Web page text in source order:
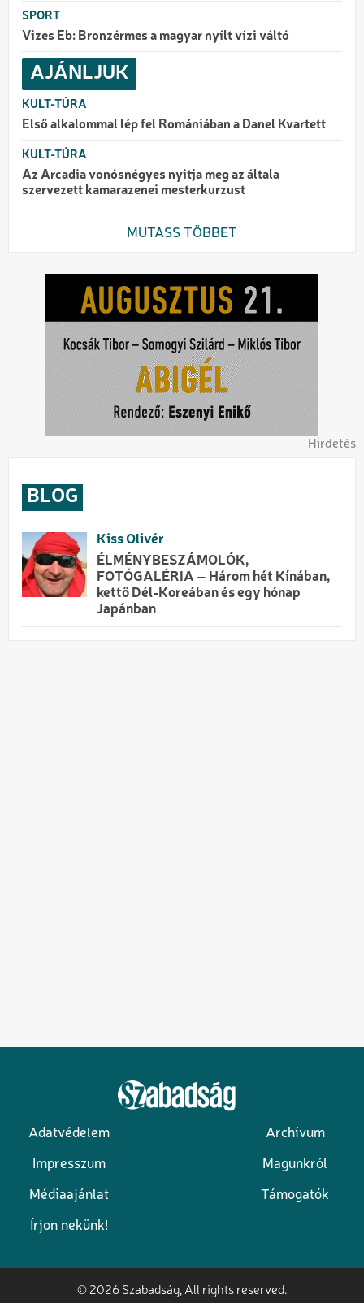
SPORT
Vizes Eb: Bronzérmes a magyar nyílt vízi váltó
AJÁNLJUK
KULT-TÚRA
Első alkalommal lép fel Romániában a Danel Kvartett
KULT-TÚRA
Az Arcadia vonósnégyes nyitja meg az általa
szervezett kamarazenei mesterkurzust
MUTASS TÖBBET
Hirdetés
BLOG
Kiss Olivér
ÉLMÉNYBESZÁMOLÓK,
FOTÓGALÉRIA – Három hét Kínában,
kettő Dél-Koreában és egy hónap
Japánban
Lábléc
Adatvédelem Archívum
Impresszum Magunkról
Médiaajánlat Támogatók
Írjon nekünk!
© 2026 Szabadság, All rights reserved.